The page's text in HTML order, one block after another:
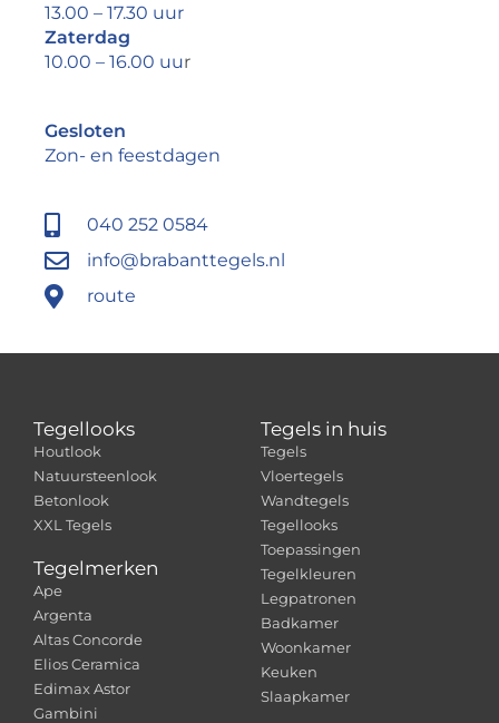
13.00 – 17.30 uur
Zaterdag
10.00 – 16.00 uur
Gesloten
Zon- en feestdagen
040 252 0584
info@brabanttegels.nl
route
Tegellooks
Houtlook
Natuursteenlook
Betonlook
XXL Tegels
Tegelmerken
Ape
Argenta
Altas Concorde
Elios Ceramica
Edimax Astor
Gambini
Tegels in huis
Tegels
Vloertegels
Wandtegels
Tegellooks
Toepassingen
Tegelkleuren
Legpatronen
Badkamer
Woonkamer
Keuken
Slaapkamer